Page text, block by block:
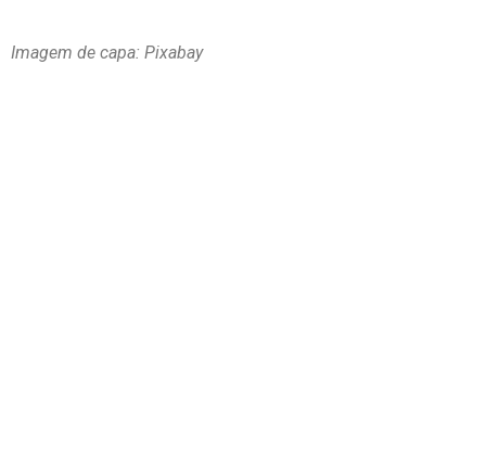
Imagem de capa: Pixabay